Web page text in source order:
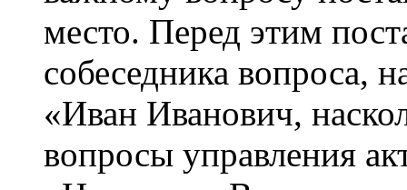
место. Перед этим
собеседника вопроса,
«Иван Иванович,
вопросы управления